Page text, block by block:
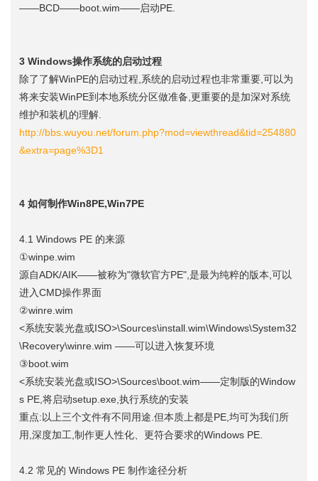
——BCD——boot.wim——启动PE.
3 Windows操作系统的启动过程
除了了解WinPE的启动过程,系统的启动过程也非常重要,可以为
将来安装WinPE到本地系统分区做准备,更重要的是加深对系统
维护和装机的理解.
http://bbs.wuyou.net/forum.php?mod=viewthread&tid=254880
&extra=page%3D1
4 如何制作Win8PE,Win7PE
4.1 Windows PE 的来源
①winpe.wim
源自ADK/AIK——被称为"微软官方PE",是最为纯粹的版本,可以
进入CMD操作界面
②winre.wim
<系统安装光盘或ISO>\Sources\install.wim\Windows\System32
\Recovery\winre.wim ——可以进入恢复环境
③boot.wim
<系统安装光盘或ISO>\Sources\boot.wim——定制版的Window
s PE,将启动setup.exe,执行系统的安装
重点:以上三个文件有不同用途.但本质上都是PE,均可为我们所
用,深度加工,制作更人性化、更符合要求的Windows PE.
4.2 常见的 Windows PE 制作途径分析